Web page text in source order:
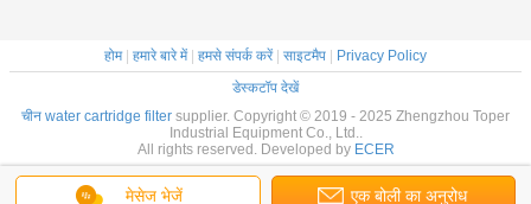
मेसेज भेजें एक बोली का अनुरोध
होम| हमारे बारे में| हमसे संपर्क करें| साइटमैप
Privacy Policy
डेस्कटॉप देखें
चीन water cartridge filter supplier. Copyright © 2019 - 2025 Zhengzhou Toper
Industrial Equipment Co., Ltd..
All rights reserved. Developed by ECER